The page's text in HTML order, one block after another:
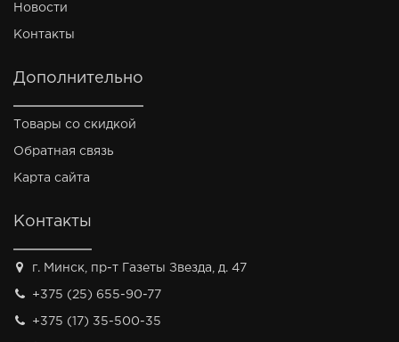
Новости
Контакты
Дополнительно
Товары со скидкой
Обратная связь
Карта сайта
Контакты
г. Минск, пр-т Газеты Звезда, д. 47
+375 (25) 655-90-77
+375 (17) 35-500-35